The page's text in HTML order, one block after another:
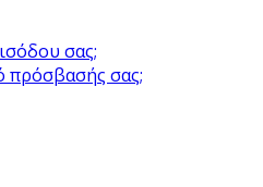
σας;
πρόσβασής σας;